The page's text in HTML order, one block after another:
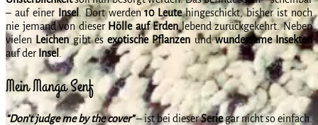
– auf einer
Insel . Dort werden10 Leutehingeschickt, bisher ist noch
nie jemand von dieser Hölle auf Erdenlebend zurückgekehrt. Neben
vielen Leichengibt es exotische Pflanzen undwundersame Insekten
auf der Insel
Mein Manga Senf
“Don’t judge me by the cover”– ist bei dieserSeriegar nicht so einfach.